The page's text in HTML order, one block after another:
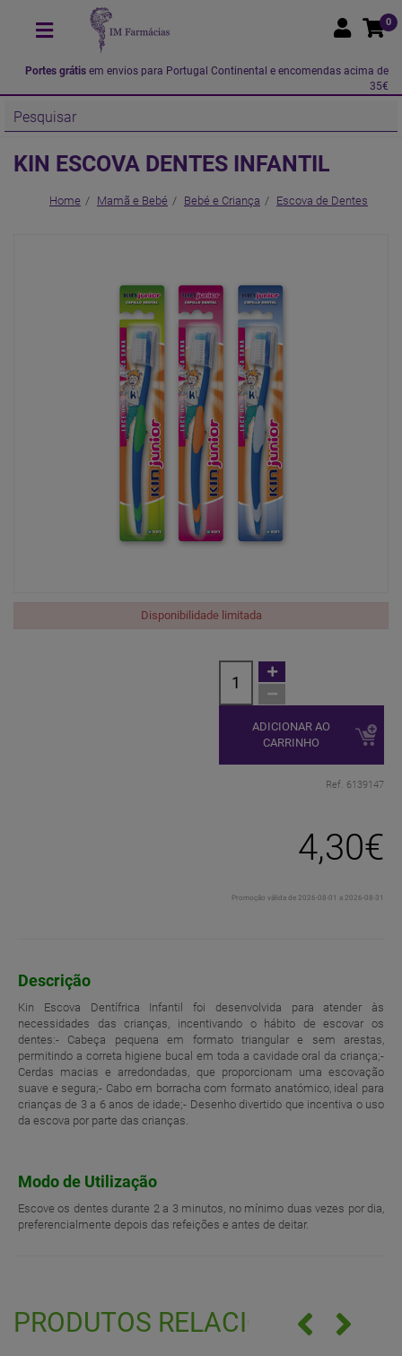
0
Portes grátis em envios para Portugal Continental e encomendas acima de
35€
KIN ESCOVA DENTES INFANTIL
Home Mamã e Bebé Bebé e Criança Escova de Dentes
Disponibilidade limitada
ADICIONAR AO
CARRINHO
Ref. 6139147
4,30€
Promoção válida de 2026-08-01 a 2026-08-31
Descrição
Kin Escova Dentífrica Infantil foi desenvolvida para atender às
necessidades das crianças, incentivando o hábito de escovar os
dentes:- Cabeça pequena em formato triangular e sem arestas,
permitindo a correta higiene bucal em toda a cavidade oral da criança;-
Cerdas macias e arredondadas, que proporcionam uma escovação
suave e segura;- Cabo em borracha com formato anatómico, ideal para
crianças de 3 a 6 anos de idade;- Desenho divertido que incentiva o uso
da escova por parte das crianças.
Modo de Utilização
Escove os dentes durante 2 a 3 minutos, no mínimo duas vezes por dia,
preferencialmente depois das refeições e antes de deitar.
PRODUTOS RELACIONADOS